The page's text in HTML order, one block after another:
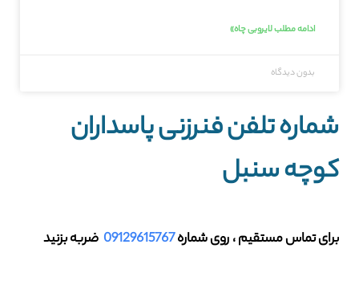
ادامه مطلب لایروبی چاه»
بدون دیدگاه
شماره تلفن فنرزنی پاسداران
کوچه سنبل
برای تماس مستقیم ، روی شماره09129615767 ضربه بزنید